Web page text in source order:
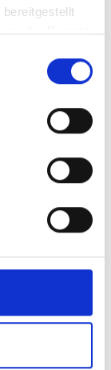
der Dienste